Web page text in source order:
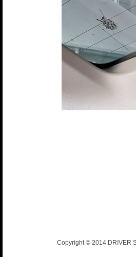
Copyright © 2014 DRIVER